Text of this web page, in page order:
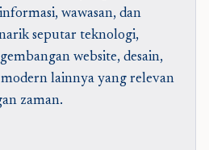
wawasan, dan
seputar teknologi,
website, desain,
lainnya yang relevan
zaman.